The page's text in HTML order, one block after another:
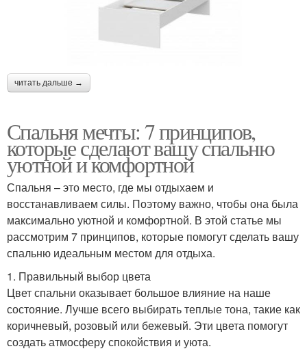
читать дальше →
Спальня мечты: 7 принципов,
которые сделают вашу спальню
уютной и комфортной
Спальня – это место, где мы отдыхаем и
восстанавливаем силы. Поэтому важно, чтобы она была
максимально уютной и комфортной. В этой статье мы
рассмотрим 7 принципов, которые помогут сделать вашу
спальню идеальным местом для отдыха.
1. Правильный выбор цвета
Цвет спальни оказывает большое влияние на наше
состояние. Лучше всего выбирать теплые тона, такие как
коричневый, розовый или бежевый. Эти цвета помогут
создать атмосферу спокойствия и уюта.